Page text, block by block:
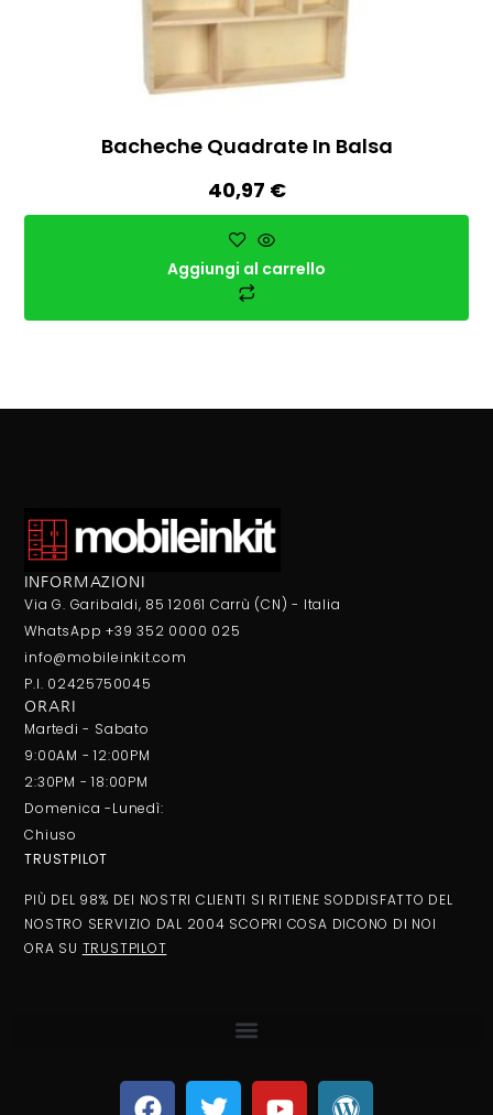
Bacheche Quadrate In Balsa
40,97 €
Aggiungi al carrello
INFORMAZIONI
Via G. Garibaldi, 85 12061 Carrù (CN) - Italia
WhatsApp +39 352 0000 025
info@mobileinkit.com
P.I. 02425750045
ORARI
Martedi - Sabato
9:00AM - 12:00PM
2:30PM - 18:00PM
Domenica -Lunedì:
Chiuso
TRUSTPILOT
PIÙ DEL 98% DEI NOSTRI CLIENTI SI RITIENE SODDISFATTO DEL
NOSTRO SERVIZIO DAL 2004 SCOPRI COSA DICONO DI NOI
ORA SU TRUSTPILOT